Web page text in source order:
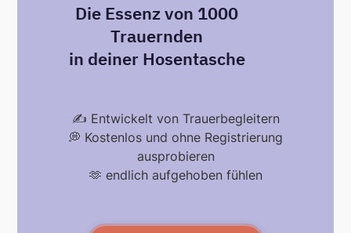
Die Essenz von 1000
Trauernden
in deiner Hosentasche
✍️ Entwickelt von Trauerbegleitern
💭 Kostenlos und ohne Registrierung
ausprobieren
🫶 endlich aufgehoben fühlen